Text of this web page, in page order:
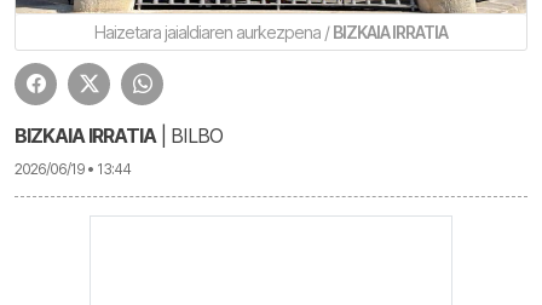
Haizetara jaialdiaren aurkezpena /BIZKAIA IRRATIA
BIZKAIA IRRATIA| BILBO
2026/06/19 • 13:44